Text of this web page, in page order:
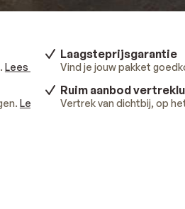
Lees meer
Laagsteprijsgarantie
Vind je jouw pakket
Lees meer.
Ruim aanbod
Vertrek van dichtbij, op